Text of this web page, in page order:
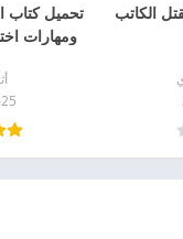
الكاتب
تحميل كتاب
ومهارات